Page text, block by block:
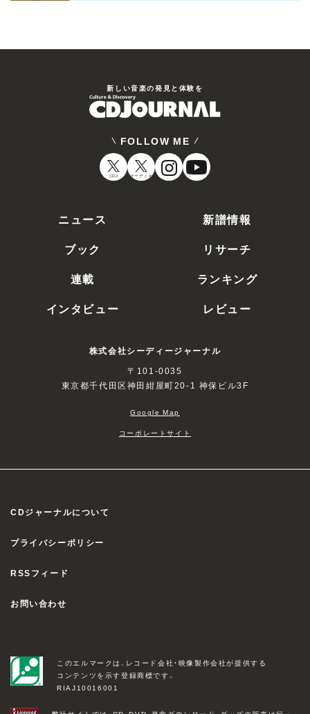
新しい⾳楽の発⾒と体験を
FOLLOW ME
CDJ オーディオ
ニュース
新譜情報
ブック
リサーチ
連載
ランキング
インタビュー
レビュー
株式会社シーディージャーナル
〒101-0035
東京都千代田区神田紺屋町20-1 神保ビル3F
Google Map
コーポレートサイト
CDジャーナルについて
プライバシーポリシー
RSSフィード
お問い合わせ
このエルマークは、レコード会社・映像製作会社が提供する
コンテンツを示す登録商標です。
RIAJ10016001